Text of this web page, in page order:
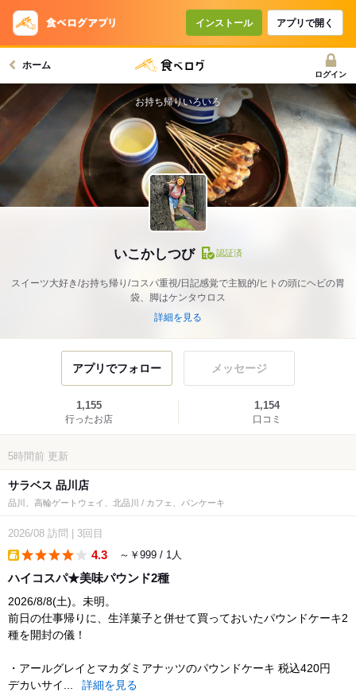
インストール アプリで開く
ホーム
ログイン
いこかしつび 認証済
スイーツ大好き/お持ち帰り/コスパ重視/日記感覚で主観的/ヒトの頭にヘビの胃
袋、脚はケンタウロス
詳細を見る
お持ち帰りいろいろ
アプリでフォロー メッセージ
1,155
行ったお店
1,154
口コミ
5時間前 更新
サラベス 品川店
品川、高輪ゲートウェイ、北品川 / カフェ、パンケーキ
2026/08 訪問 3回目
4.3 ～￥999 / 1人
ハイコスパ★美味パウンド2種
2026/8/8(土)。未明。
前日の仕事帰りに、生洋菓子と併せて買っておいたパウンドケーキ2
種を開封の儀！
・アールグレイとマカダミアナッツのパウンドケーキ 税込420円
デカいサイ...
詳細を見る